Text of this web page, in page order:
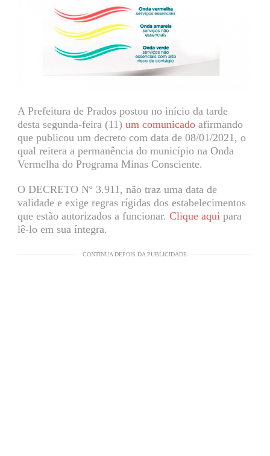
A Prefeitura de Prados postou no início da tarde
desta segunda-feira (11) um comunicadoafirmando
que publicou um decreto com data de 08/01/2021, o
qual reitera a permanência do município na Onda
Vermelha do Programa Minas Consciente.
O DECRETO Nº 3.911, não traz uma data de
validade e exige regras rígidas dos estabelecimentos
que estão autorizados a funcionar. Clique aquipara
lê-lo em sua íntegra.
CONTINUA DEPOIS DA PUBLICIDADE